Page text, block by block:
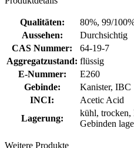
Qualitäten:
80%, 99/
Aussehen:
Durchsichtig
CAS Nummer:
64-19-7
Aggregatzustand: flüssig
E-Nummer:
E260
Gebinde:
Kanister, IBC
INCI:
Acetic Acid
Lagerung:
kühl, trocken,
Gebinden
Weitere Produkte